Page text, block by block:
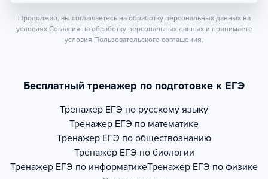
Продолжая, вы соглашаетесь на обработку персональных данных на
условиях Согласия на обработку персональных данных и принимаете
условия Пользовательского соглашения.
Бесплатный тренажер по подготовке к ЕГЭ
Тренажер ЕГЭ по русскому языку
Тренажер ЕГЭ по математике
Тренажер ЕГЭ по обществознанию
Тренажер ЕГЭ по биологии
Тренажер ЕГЭ по информатикеТренажер ЕГЭ по физике